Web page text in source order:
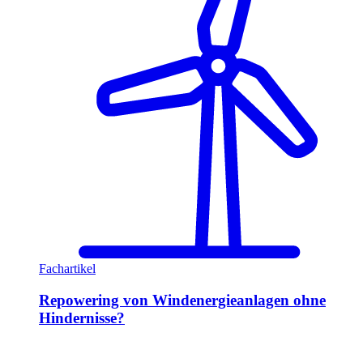
Fachartikel
Repowering von Windenergieanlagen ohne
Hindernisse?